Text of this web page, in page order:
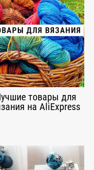
товары для
на AliExpress